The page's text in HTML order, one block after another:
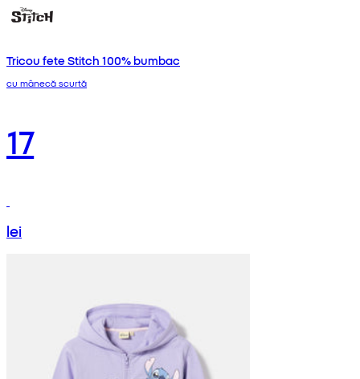
Tricou fete Stitch 100% bumbac
cu mânecă scurtă
17
lei